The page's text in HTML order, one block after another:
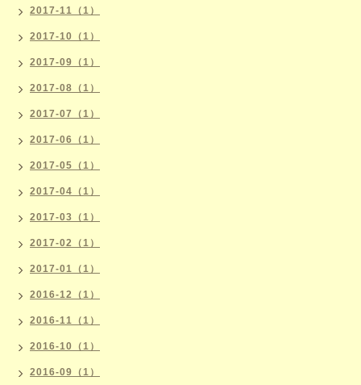
2017-11（1）
2017-10（1）
2017-09（1）
2017-08（1）
2017-07（1）
2017-06（1）
2017-05（1）
2017-04（1）
2017-03（1）
2017-02（1）
2017-01（1）
2016-12（1）
2016-11（1）
2016-10（1）
2016-09（1）